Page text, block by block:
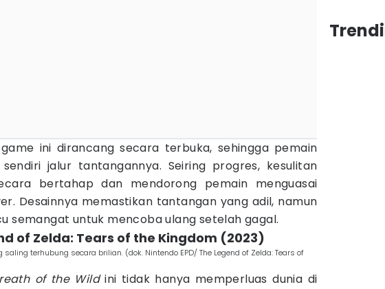
ini dirancang secara terbuka, sehingga pemain
jalur tantangannya. Seiring progres, kesulitan
bertahap dan mendorong pemain menguasai
Desainnya memastikan tantangan yang adil, namun
semangat untuk mencoba ulang setelah gagal.
of Zelda: Tears of the Kingdom (2023)
terhubung secara brilian. (dok. Nintendo EPD/ The Legend of Zelda: Tears of
of the Wildini tidak hanya memperluas dunia di